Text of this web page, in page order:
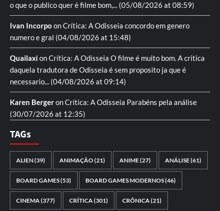
o que o publico quer é filme bom,... (05/08/2026 at 08:59)
Ivan Incorpo onCrítica: A Odisseia concordo em genero
numero e gral (04/08/2026 at 15:48)
QuailaxionCrítica: A Odisseia O filme é muito bom. A critica
daquela tradutora de Odisseia é sem proposito ja que é
necessario... (04/08/2026 at 09:14)
Karen BergeronCrítica: A Odisseia Parabéns pela análise
(30/07/2026 at 12:35)
TAGs
ALIEN(39) ANIMAÇÃO(21) ANIME(27) ANÁLISE(61)
BOARD GAMES(53) BOARD GAMES MODERNOS(46)
CINEMA(377) CRÍTICA(301) CRÔNICA(21)